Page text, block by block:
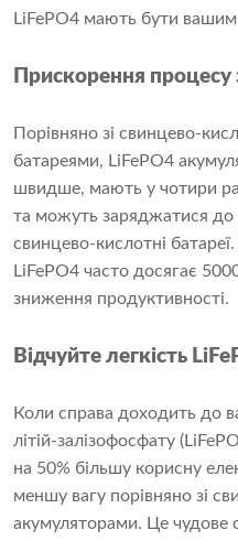
LiFePO4 мають бути
Прискорення
Порівняно зі свинцево-
батареями, LiFePO4
швидше, мають у чотири
та можуть заряджатися до
свинцево-кислотні
LiFePO4 часто досягає
зниження продуктивності.
Відчуйте легкість
Коли справа доходить до
літій-залізофосфату
на 50% більшу корисну
меншу вагу порівняно зі
акумуляторами. Це чудове